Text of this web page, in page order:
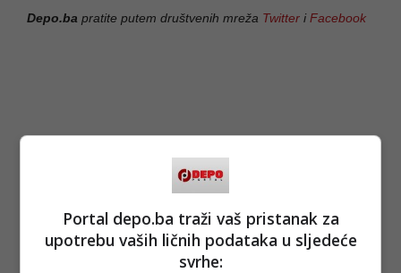
Depo.ba pratite putem društvenih mreža Twitter iFacebook
Portal depo.ba traži vaš pristanak za
upotrebu vaših ličnih podataka u sljedeće
svrhe: